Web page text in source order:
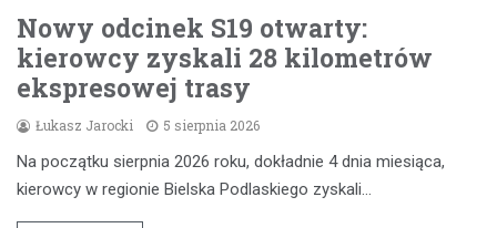
Nowy odcinek S19 otwarty:
kierowcy zyskali 28 kilometrów
ekspresowej trasy
Łukasz Jarocki 5 sierpnia 2026
Na początku sierpnia 2026 roku, dokładnie 4 dnia miesiąca,
kierowcy w regionie Bielska Podlaskiego zyskali…